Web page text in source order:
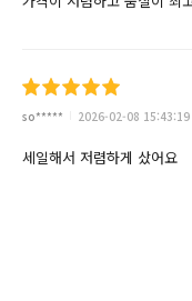
so***** 2026-02-08 15:43:19
세일해서 저렴하게 샀어요